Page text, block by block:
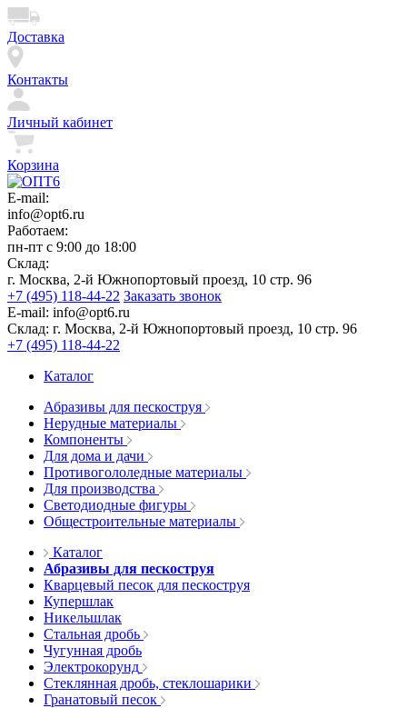
Доставка
Контакты
Личный кабинет
Корзина
E-mail:
info@opt6.ru
Работаем:
пн-пт с 9:00 до 18:00
Склад:
г. Москва, 2-й Южнопортовый проезд, 10 стр. 96
+7 (495) 118-44-22 Заказать звонок
E-mail: info@opt6.ru
Склад: г. Москва, 2-й Южнопортовый проезд, 10 стр. 96
+7 (495) 118-44-22
Каталог
Абразивы для пескоструя
Нерудные материалы
Компоненты
Для дома и дачи
Противогололедные материалы
Для производства
Светодиодные фигуры
Общестроительные материалы
Каталог
Абразивы для пескоструя
Кварцевый песок для пескоструя
Купершлак
Никельшлак
Стальная дробь
Чугунная дробь
Электрокорунд
Стеклянная дробь, стеклошарики
Гранатовый песок